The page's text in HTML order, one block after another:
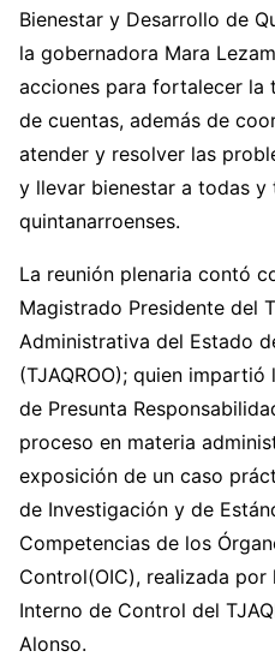
Bienestar y Desarrollo de
la gobernadora Mara
acciones para fortalecer la
de cuentas, además de
atender y resolver las
y llevar bienestar a todas y
quintanarroenses.
La reunión plenaria contó
Magistrado Presidente del
Administrativa del Estado
(TJAQROO); quien
de Presunta
proceso en materia
exposición de un caso
de Investigación y de
Competencias de los
Control(OIC), realizada
Interno de Control del
Alonso.